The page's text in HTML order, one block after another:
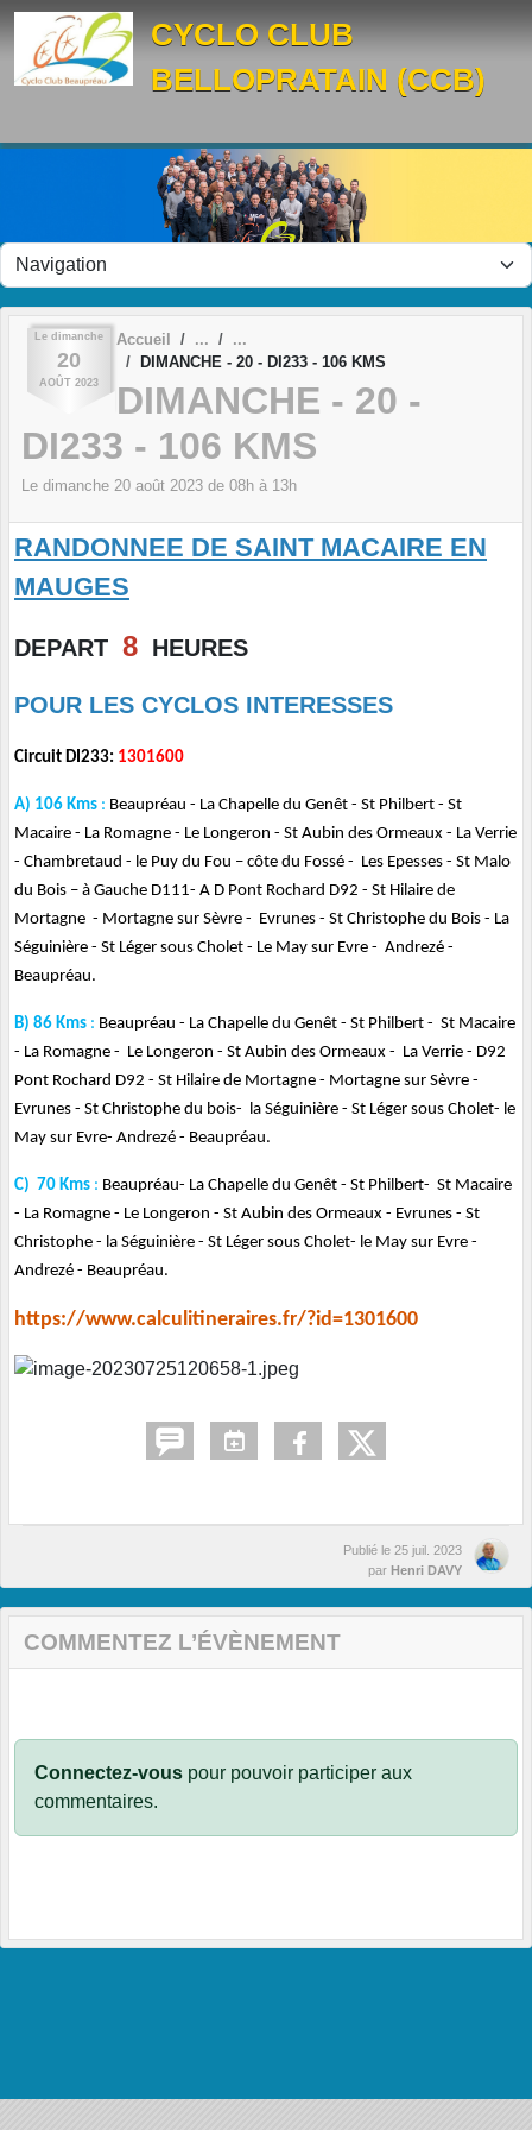
CYCLO CLUB
BELLOPRATAIN (CCB)
Le dimanche
20
AOÛT 2023
Accueil
DIMANCHE - 20 - DI233 - 106 KMS
DIMANCHE - 20 -
DI233 - 106 KMS
Le dimanche 20 août 2023 de 08h à 13h
RANDONNEE DE SAINT MACAIRE EN
MAUGES
DEPART 8 HEURES
POUR LES CYCLOS INTERESSES
Circuit DI233: 1301600
A) 106 Kms : Beaupréau - La Chapelle du Genêt - St Philbert - St
Macaire - La Romagne - Le Longeron - St Aubin des Ormeaux - La Verrie
- Chambretaud - le Puy du Fou – côte du Fossé - Les Epesses - St Malo
du Bois – à Gauche D111- A D Pont Rochard D92 - St Hilaire de
Mortagne - Mortagne sur Sèvre - Evrunes - St Christophe du Bois - La
Séguinière - St Léger sous Cholet - Le May sur Evre - Andrezé -
Beaupréau.
B) 86 Kms : Beaupréau - La Chapelle du Genêt - St Philbert - St Macaire
- La Romagne - Le Longeron - St Aubin des Ormeaux - La Verrie - D92
Pont Rochard D92 - St Hilaire de Mortagne - Mortagne sur Sèvre -
Evrunes - St Christophe du bois- la Séguinière - St Léger sous Cholet- le
May sur Evre- Andrezé - Beaupréau.
C) 70 Kms : Beaupréau- La Chapelle du Genêt - St Philbert- St Macaire
- La Romagne - Le Longeron - St Aubin des Ormeaux - Evrunes - St
Christophe - la Séguinière - St Léger sous Cholet- le May sur Evre -
Andrezé - Beaupréau.
https://www.calculitineraires.fr/?id=1301600
Publié le 25 juil. 2023
par Henri DAVY
COMMENTEZ L’ÉVÈNEMENT
Connectez-vous pour pouvoir participer aux
commentaires.
Panneau de gestion des cookies